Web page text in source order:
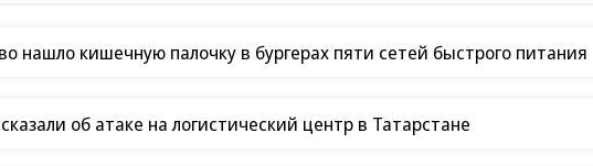
нашло кишечную палочку в бургерах пяти сетей быстрого питания
об атаке на логистический центр в Татарстане